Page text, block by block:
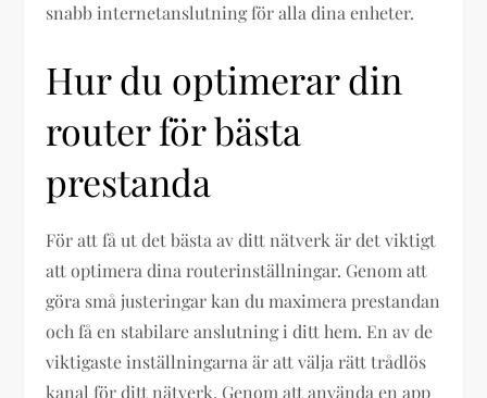
snabb internetanslutning för alla dina enheter.
Hur du optimerar din
router för bästa
prestanda
För att få ut det bästa av ditt nätverk är det viktigt
att optimera dina routerinställningar. Genom att
göra små justeringar kan du maximera prestandan
och få en stabilare anslutning i ditt hem. En av de
viktigaste inställningarna är att välja rätt trådlös
kanal för ditt nätverk. Genom att använda en app